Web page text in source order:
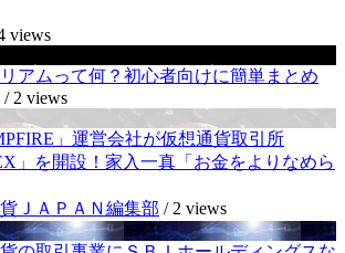
views
アムって何？初心者向けに簡単まとめ
/ 2 views
」運営会社が仮想通貨取引所
」を開設！家入一真「お金をよりなめら
ＪＡＰＡＮ編集部 / 2 views